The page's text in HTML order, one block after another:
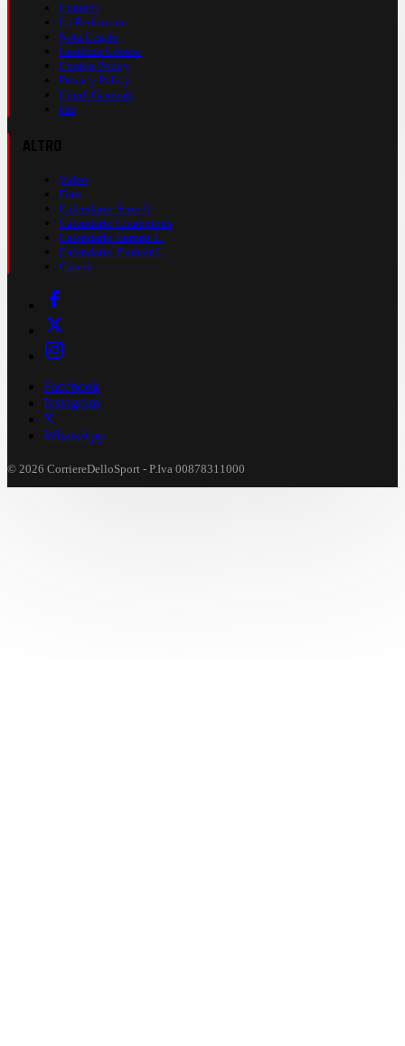
Contatti
La Redazione
Nota Legale
Gestione Cookie
Cookie Policy
Privacy Policy
Cond. Generali
Faq
Video
Foto
Calendario Serie A
Calendario Champions
Calendario Europa L.
Calendario Premier L.
Casinò
Facebook
Instagram
X
WhatsApp
© 2026 CorriereDelloSport - P.Iva 00878311000